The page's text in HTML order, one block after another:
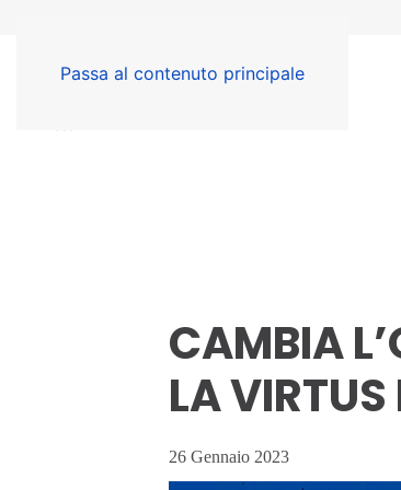
Passa al contenuto principale
CAMBIA
LA
26 Gennaio 2023